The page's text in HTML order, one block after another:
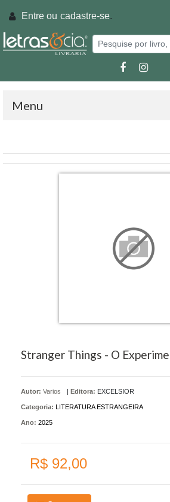
Entre ou cadastre-se.
Menu
Stranger Things - O
Autor: Varios | Editora: EXCELSIOR
Categoria: LITERATURA ESTRANGEIRA
Ano: 2025
R$ 92,00